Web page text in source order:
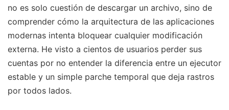
no es solo cuestión de descargar un archivo, sino de
comprender cómo la arquitectura de las aplicaciones
modernas intenta bloquear cualquier modificación
externa. He visto a cientos de usuarios perder sus
cuentas por no entender la diferencia entre un ejecutor
estable y un simple parche temporal que deja rastros
por todos lados.